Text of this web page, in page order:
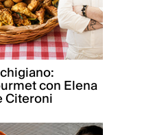
con Elena
Citeroni